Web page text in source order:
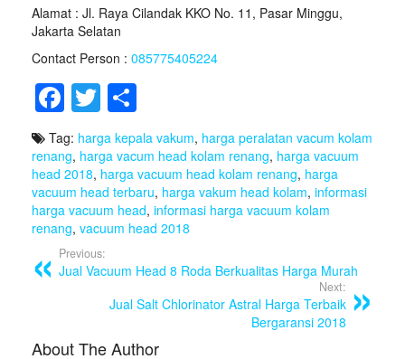
Alamat : Jl. Raya Cilandak KKO No. 11, Pasar Minggu,
Jakarta Selatan
Contact Person : 085775405224
F
a
c
e
b
o
o
T
wi
tt
er
h
ar
e
Tag: harga kepala vakum, harga peralatan vacum kolam
renang, harga vacum head kolam renang, harga vacuum
head 2018, harga vacuum head kolam renang, harga
vacuum head terbaru, harga vakum head kolam, informasi
harga vacuum head, informasi harga vacuum kolam
renang, vacuum head 2018
Previous:
Jual Vacuum Head 8 Roda Berkualitas Harga Murah
Next:
Jual Salt Chlorinator Astral Harga Terbaik
Bergaransi 2018
About The Author